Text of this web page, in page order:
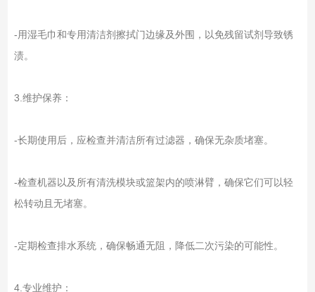
-用湿毛巾和专用清洁剂擦拭门边缘及外围，以免残留试剂导致锈
渍。
3.维护保养：
-长期使用后，应检查并清洁所有过滤器，确保无杂质堵塞。
-检查机器以及所有清洗模块或篮架内的喷淋臂，确保它们可以轻
松转动且无堵塞。
-定期检查排水系统，确保畅通无阻，降低二次污染的可能性。
4.专业维护：